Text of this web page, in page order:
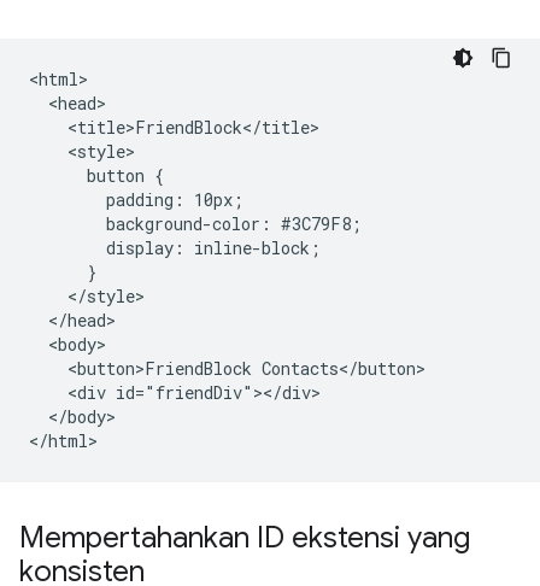
<html>
  <head>
    <title>FriendBlock</title>
    <style>
      button {
        padding: 10px;
        background-color: #3C79F8;
        display: inline-block;
      }
    </style>
  </head>
  <body>
    <button>FriendBlock Contacts</button>
    <div id="friendDiv"></div>
  </body>
Mempertahankan ID ekstensi yang
konsisten